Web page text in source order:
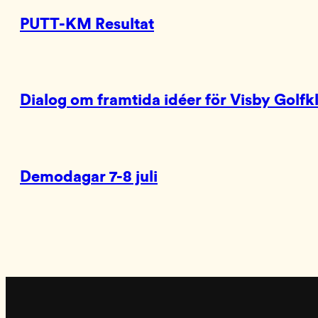
PUTT-KM Resultat
Dialog om framtida idéer för Visby
Demodagar 7-8 juli